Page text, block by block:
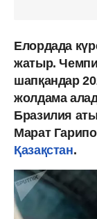
Елордада
жатыр.
шапқандар
жолдама
Бразилия
Марат
Қазақстан.